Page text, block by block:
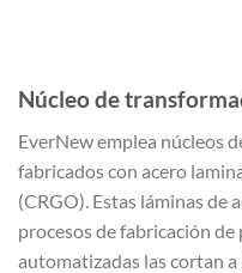
Núcleo de
EverNew emplea núcleos
fabricados con acero
(CRGO). Estas láminas de
procesos de fabricación
automatizadas las cortan